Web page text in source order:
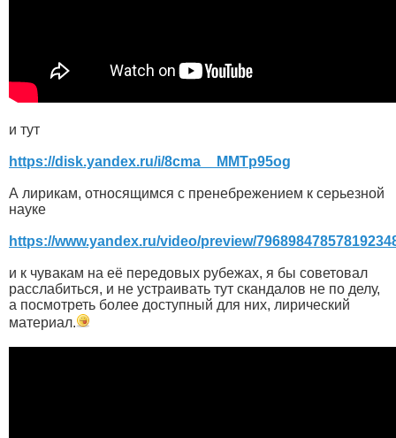
и тут
https://disk.yandex.ru/i/8cma__MMTp95og
А лирикам, относящимся с пренебрежением к серьезной
науке
https://www.yandex.ru/video/preview/
и к чувакам на её передовых рубежах, я бы советовал
расслабиться, и не устраивать тут скандалов не по делу,
а посмотреть более доступный для них, лирический
материал.